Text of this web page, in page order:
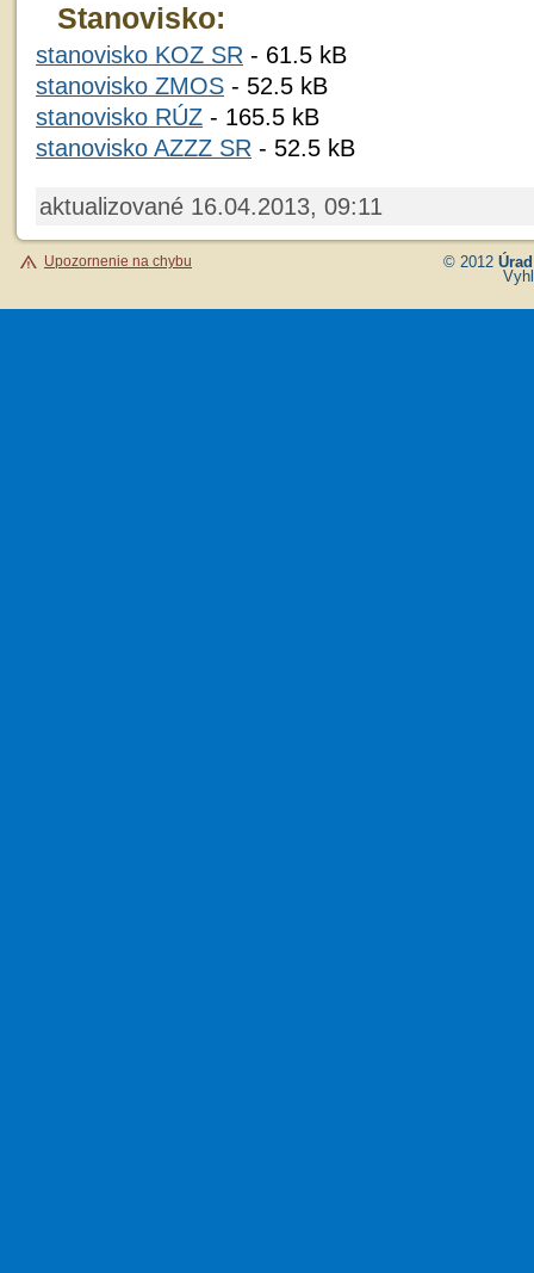
Stanovisko:
stanovisko KOZ SR - 61.5 kB
stanovisko ZMOS - 52.5 kB
stanovisko RÚZ - 165.5 kB
stanovisko AZZZ SR - 52.5 kB
aktualizované 16.04.2013, 09:11
Upozornenie na chybu © 2012